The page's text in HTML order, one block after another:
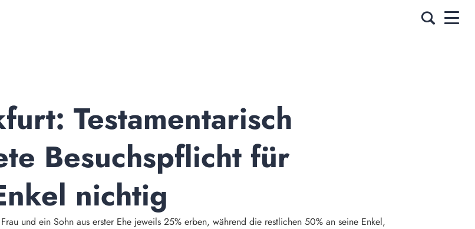
Testamentarisch
Besuchspflicht für
nichtig
und ein Sohn aus erster Ehe jeweils 25% erben, während die restlichen 50% an seine Enkel,